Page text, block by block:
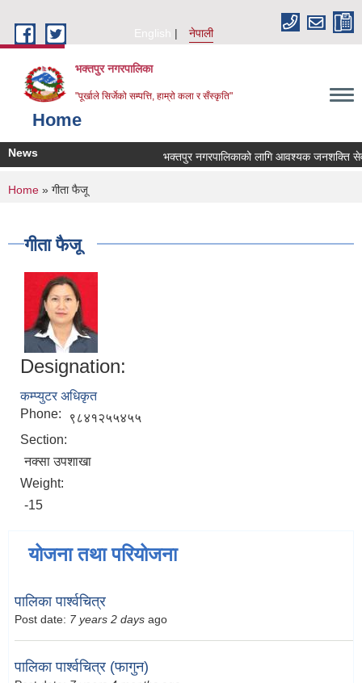
English
नेपाली
भक्तपुर नगरपालिका
"पूर्खाले सिर्जेको सम्पत्ति, हाम्रो कला र सँस्कृति"
Home
News भक्तपुर नगरपालिकाको लागि आवश्यक जनशक्ति सेवा
You are here
Home » गीता फैजू
गीता फैजू
Designation:
कम्प्युटर अधिकृत
Phone:
९८४१२५५४५५
Section:
नक्सा उपशाखा
Weight:
-15
योजना तथा परियोजना
पालिका पार्श्वचित्र
Post date: 7 years 2 days ago
पालिका पार्श्वचित्र (फागुन)